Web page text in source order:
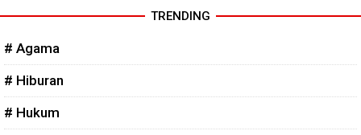
TRENDING
# Agama
# Hiburan
# Hukum